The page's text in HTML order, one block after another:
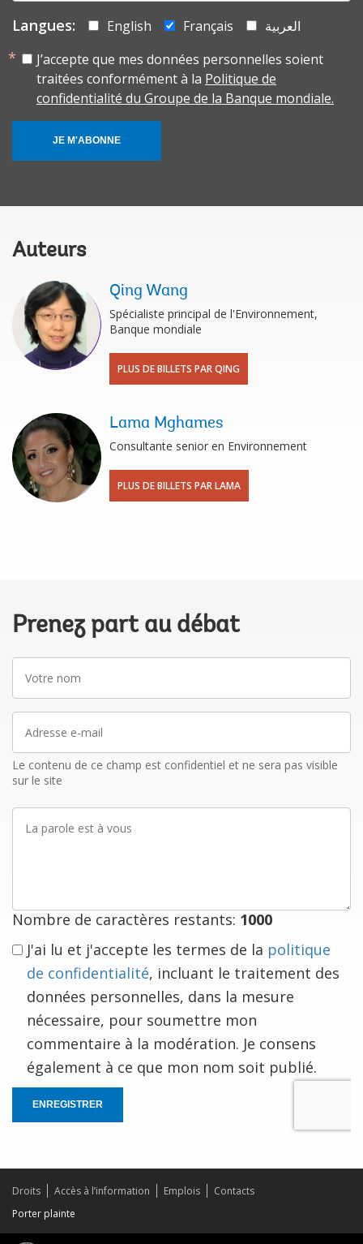
Langues: English Français
العربية
J’accepte que mes données personnelles soient
traitées conformément à la Politique de
confidentialité du Groupe de la Banque mondiale.
JE M'ABONNE
Auteurs
Qing Wang
Spécialiste principal de l'Environnement,
Banque mondiale
PLUS DE BILLETS PAR QING
Lama Mghames
Consultante senior en Environnement
PLUS DE BILLETS PAR LAMA
Prenez part au débat
nom
mail
Le contenu de ce champ est confidentiel et ne sera pas visible
sur le site
parole
Nombre de caractères restants: 1000
J'ai lu et j'accepte les termes de la politique
de confidentialité, incluant le traitement des
données personnelles, dans la mesure
nécessaire, pour soumettre mon
commentaire à la modération. Je consens
également à ce que mon nom soit publié.
ENREGISTRER
Droits Accès à l’information Emplois
Contacts
Porter plainte